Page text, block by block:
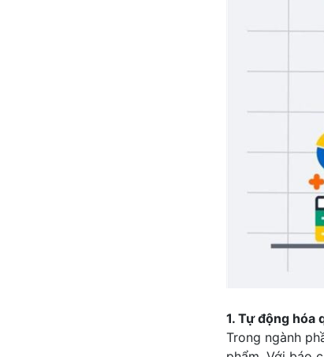
1. Tự động hóa
Trong ngành